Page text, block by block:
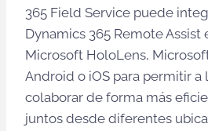
365 Field Service puede
Dynamics 365 Remote Assist
Microsoft HoloLens,
Android o iOS para permitir a
colaborar de forma más
juntos desde diferentes